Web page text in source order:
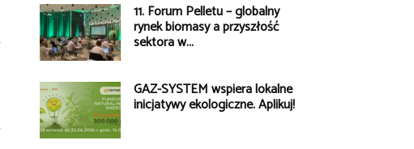
11. Forum Pelletu – globalny
rynek biomasy a przyszłość
sektora w...
GAZ-SYSTEM wspiera lokalne
inicjatywy ekologiczne. Aplikuj!